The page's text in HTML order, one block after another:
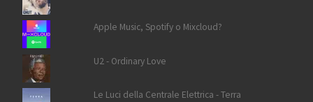
Apple Music, Spotify o Mixcloud?
U2 - Ordinary Love
Le Luci della Centrale Elettrica - Terra